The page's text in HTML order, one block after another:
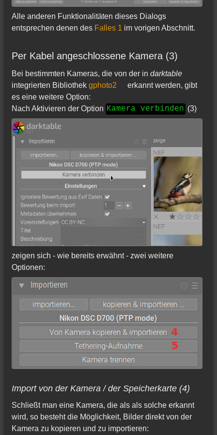
Alle anderen Funktionalitäten dieses Dialogs
entsprechen denen des Falles 1 im vorigen Abschnitt.
Per Kabel angeschlossene Kamera (3)
Bei bestimmten Kameras, die von der in darktable
integrierten Bibliothek gphoto2
erkannt werden, gibt
es eine weitere Option:
Nach Aktivieren der Option Kamera verbinden (3)
zeigen sich - wie bereits erwähnt - zwei weitere
Optionen:
Import von der Kamera / der Speicherkarte (4)
Schließt man eine Kamera, die als als solche erkannt
wird, so besteht die Möglichkeit, Bilder direkt von der
Kamera zu kopieren und zu importieren: